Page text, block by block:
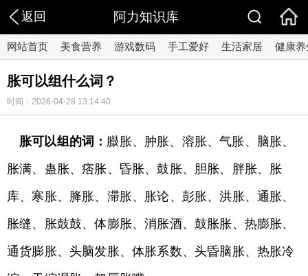
返回 阿力知识库
网站首页 美食营养 游戏数码 手工爱好 生活家居 健康养
胀可以组什么词？
时间：2026-04-28 13:14:40
胀可以组的词： 臌胀、肿胀、溶胀、气胀、脑胀、
胀满、蛊胀、痞胀、昏胀、鼓胀、胆胀、胖胀、胀
库、寒胀、胮胀、滞胀、胀论、彭胀、洪胀、通胀、
胀缝、胀鼓鼓、体膨胀、消胀酒、鼓胀胀、热膨胀、
通货膨胀、头脑发胀、体胀系数、头昏脑胀、热胀冷